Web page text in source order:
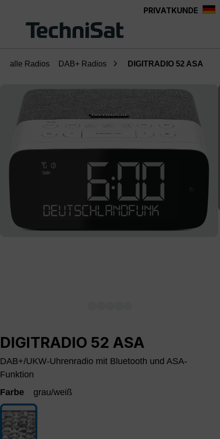
PRIVATKUNDE
alle Radios DAB+ Radios DIGITRADIO 52 ASA
Bildergalerie überspringen
DIGITRADIO 52 ASA
DAB+/UKW-Uhrenradio mit Bluetooth und ASA-
Funktion
Farbe
grau/weiß